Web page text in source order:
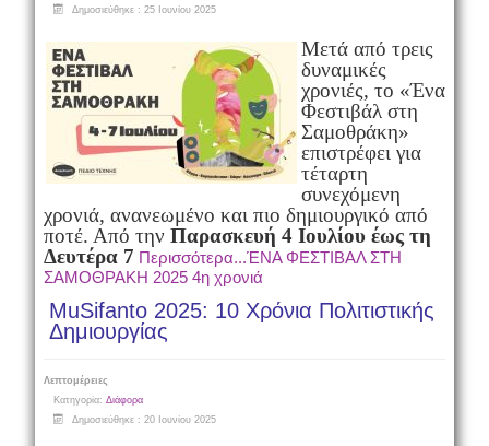
Δημοσιεύθηκε : 25 Ιουνίου 2025
Μετά από τρεις
δυναμικές
χρονιές, το «Ένα
Φεστιβάλ στη
Σαμοθράκη»
επιστρέφει για
τέταρτη
συνεχόμενη
χρονιά, ανανεωμένο και πιο δημιουργικό από
ποτέ. Από την Παρασκευή 4 Ιουλίου έως τη
Δευτέρα 7 Περισσότερα...ΈΝΑ ΦΕΣΤΙΒΑΛ ΣΤΗ
ΣΑΜΟΘΡΑΚΗ 2025 4η χρονιά
MuSifanto 2025: 10 Χρόνια Πολιτιστικής
Δημιουργίας
Λεπτομέρειες
Κατηγορία: Διάφορα
Δημοσιεύθηκε : 20 Ιουνίου 2025